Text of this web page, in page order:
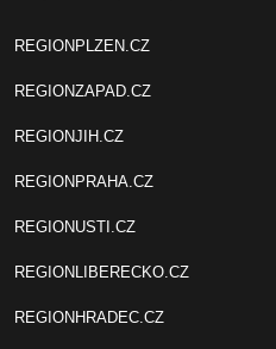
REGIONPLZEN.CZ
REGIONZAPAD.CZ
REGIONJIH.CZ
REGIONPRAHA.CZ
REGIONUSTI.CZ
REGIONLIBERECKO.CZ
REGIONHRADEC.CZ